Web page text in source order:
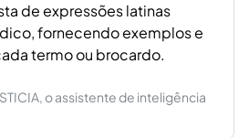
de expressões latinas
fornecendo exemplos e
termo ou brocardo.
o assistente de inteligência